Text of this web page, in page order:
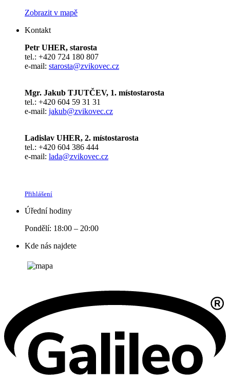
Zobrazit v mapě
Kontakt
Petr UHER, starosta
tel.: +420 724 180 807
e-mail: starosta@zvikovec.cz
Mgr. Jakub TJUTČEV, 1. místostarosta
tel.: +420 604 59 31 31
e-mail: jakub@zvikovec.cz
Ladislav UHER, 2. místostarosta
tel.: +420 604 386 444
e-mail: lada@zvikovec.cz
Přihlášení
Úřední hodiny
Pondělí: 18:00 – 20:00
Kde nás najdete